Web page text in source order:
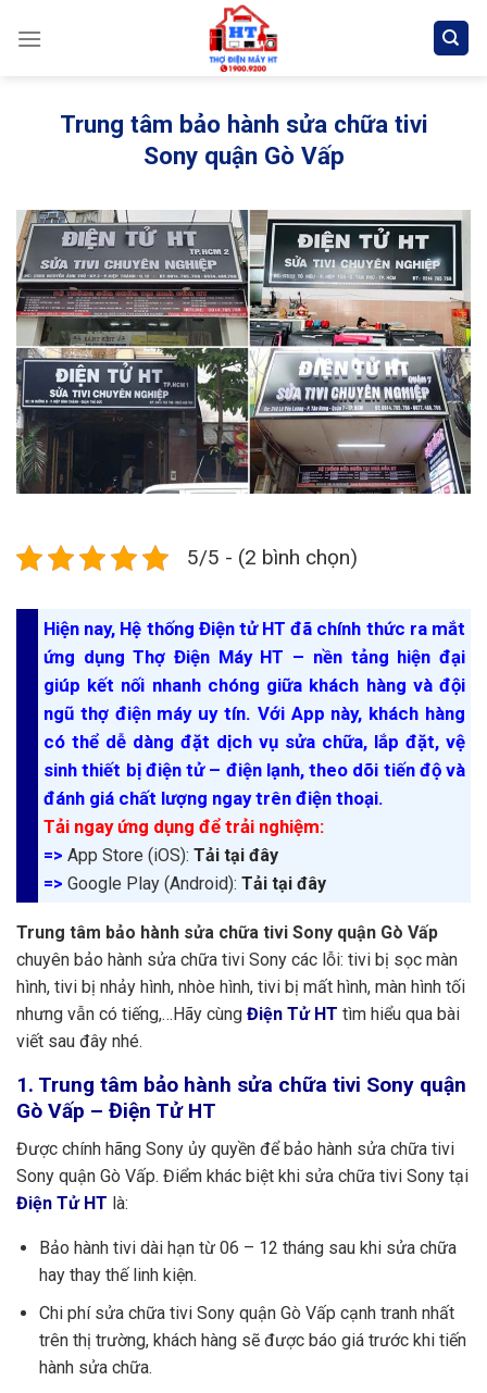
Trung tâm bảo hành sửa chữa tivi
Sony quận Gò Vấp
5/5 - (2 bình chọn)
Hiện nay, Hệ thống Điện tử HT đã chính thức ra mắt
ứng dụng Thợ Điện Máy HT – nền tảng hiện đại
giúp kết nối nhanh chóng giữa khách hàng và đội
ngũ thợ điện máy uy tín. Với App này, khách hàng
có thể dễ dàng đặt dịch vụ sửa chữa, lắp đặt, vệ
sinh thiết bị điện tử – điện lạnh, theo dõi tiến độ và
đánh giá chất lượng ngay trên điện thoại.
Tải ngay ứng dụng để trải nghiệm:
=> App Store (iOS): Tải tại đây
=> Google Play (Android): Tải tại đây
Trung tâm bảo hành sửa chữa tivi Sony quận Gò Vấp
chuyên bảo hành sửa chữa tivi Sony các lỗi: tivi bị sọc màn
hình, tivi bị nhảy hình, nhòe hình, tivi bị mất hình, màn hình tối
nhưng vẫn có tiếng,…Hãy cùng Điện Tử HT tìm hiểu qua bài
viết sau đây nhé.
1. Trung tâm bảo hành sửa chữa tivi Sony quận
Gò Vấp – Điện Tử HT
Được chính hãng Sony ủy quyền để bảo hành sửa chữa tivi
Sony quận Gò Vấp. Điểm khác biệt khi sửa chữa tivi Sony tại
Điện Tử HT là:
Bảo hành tivi dài hạn từ 06 – 12 tháng sau khi sửa chữa
hay thay thế linh kiện.
Chi phí sửa chữa tivi Sony quận Gò Vấp cạnh tranh nhất
trên thị trường, khách hàng sẽ được báo giá trước khi tiến
hành sửa chữa.